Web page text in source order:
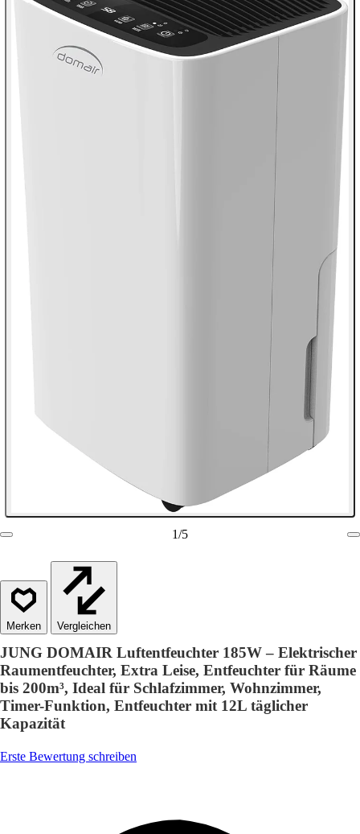
1/5
Vergleichen
JUNG DOMAIR Luftentfeuchter 185W – Elektrischer
Raumentfeuchter, Extra Leise, Entfeuchter für Räume
bis 200m³, Ideal für Schlafzimmer, Wohnzimmer,
Timer-Funktion, Entfeuchter mit 12L täglicher
Kapazität
Erste Bewertung schreiben